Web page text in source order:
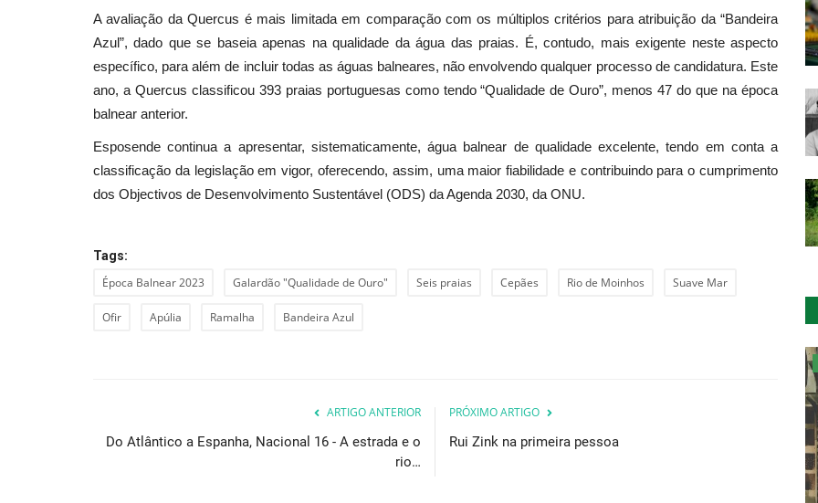
A avaliação da Quercus é mais limitada em comparação com os múltiplos critérios para atribuição da “Bandeira
Azul”, dado que se baseia apenas na qualidade da água das praias. É, contudo, mais exigente neste aspecto
específico, para além de incluir todas as águas balneares, não envolvendo qualquer processo de candidatura. Este
ano, a Quercus classificou 393 praias portuguesas como tendo “Qualidade de Ouro”, menos 47 do que na época
balnear anterior.
Esposende continua a apresentar, sistematicamente, água balnear de qualidade excelente, tendo em conta a
classificação da legislação em vigor, oferecendo, assim, uma maior fiabilidade e contribuindo para o cumprimento
dos Objectivos de Desenvolvimento Sustentável (ODS) da Agenda 2030, da ONU.
Tags:
Época Balnear 2023 Galardão "Qualidade de Ouro" Seis praias Cepães Rio de Moinhos Suave Mar
Ofir Apúlia Ramalha Bandeira Azul
ARTIGO ANTERIOR
Do Atlântico a Espanha, Nacional 16 - A estrada e o
rio…
PRÓXIMO ARTIGO
Rui Zink na primeira pessoa